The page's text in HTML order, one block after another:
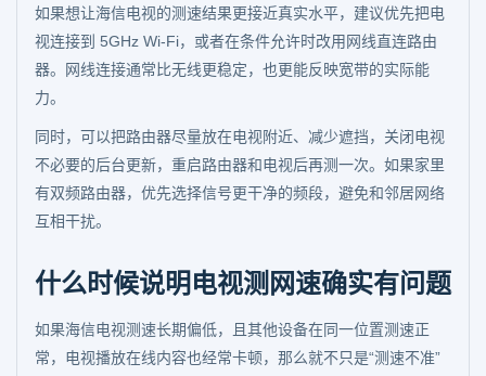
如果想让海信电视的测速结果更接近真实水平，建议优先把电
视连接到 5GHz Wi-Fi，或者在条件允许时改用网线直连路由
器。网线连接通常比无线更稳定，也更能反映宽带的实际能
力。
同时，可以把路由器尽量放在电视附近、减少遮挡，关闭电视
不必要的后台更新，重启路由器和电视后再测一次。如果家里
有双频路由器，优先选择信号更干净的频段，避免和邻居网络
互相干扰。
什么时候说明电视测网速确实有问题
如果海信电视测速长期偏低，且其他设备在同一位置测速正
常，电视播放在线内容也经常卡顿，那么就不只是“测速不准”